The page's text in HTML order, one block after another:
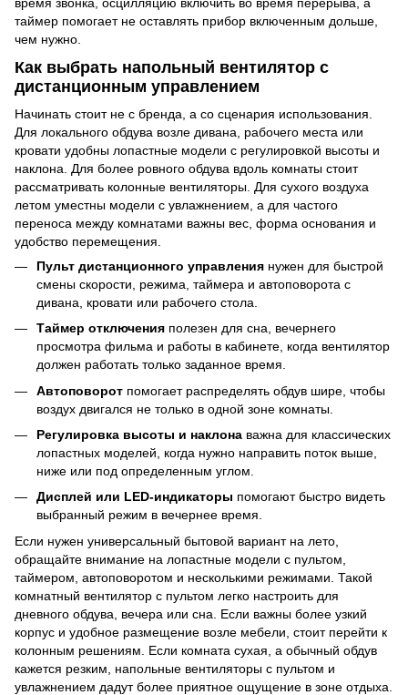
таймер помогает не оставлять прибор включенным дольше,
чем нужно.
Как выбрать напольный вентилятор с
дистанционным управлением
Начинать стоит не с бренда, а со сценария использования.
Для локального обдува возле дивана, рабочего места или
кровати удобны лопастные модели с регулировкой высоты и
наклона. Для более ровного обдува вдоль комнаты стоит
рассматривать колонные вентиляторы. Для сухого воздуха
летом уместны модели с увлажнением, а для частого
переноса между комнатами важны вес, форма основания и
удобство перемещения.
Пульт дистанционного управления нужен для быстрой
смены скорости, режима, таймера и автоповорота с
дивана, кровати или рабочего стола.
Таймер отключения полезен для сна, вечернего
просмотра фильма и работы в кабинете, когда вентилятор
должен работать только заданное время.
Автоповорот помогает распределять обдув шире, чтобы
воздух двигался не только в одной зоне комнаты.
Регулировка высоты и наклона важна для классических
лопастных моделей, когда нужно направить поток выше,
ниже или под определенным углом.
Дисплей или LED-индикаторы помогают быстро видеть
выбранный режим в вечернее время.
Если нужен универсальный бытовой вариант на лето,
обращайте внимание на лопастные модели с пультом,
таймером, автоповоротом и несколькими режимами. Такой
комнатный вентилятор с пультом легко настроить для
дневного обдува, вечера или сна. Если важны более узкий
корпус и удобное размещение возле мебели, стоит перейти к
колонным решениям. Если комната сухая, а обычный обдув
кажется резким, напольные вентиляторы с пультом и
увлажнением дадут более приятное ощущение в зоне отдыха.